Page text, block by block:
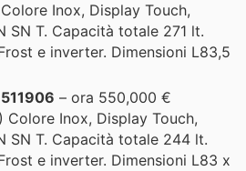
Inox, Display Touch,
SN T. Capacità totale 271 lt.
e inverter. Dimensioni L83,5
– ora 550,000 €
Inox, Display Touch,
SN T. Capacità totale 244 lt.
e inverter. Dimensioni L83 x